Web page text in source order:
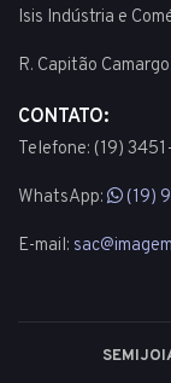
Isis Indústria e
R. Capitão
CONTATO:
Telefone: (19)
WhatsApp: (19)
E-mail: